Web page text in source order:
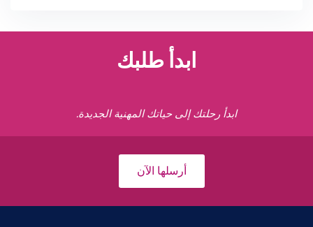
ابدأ طلبك
ابدأ رحلتك إلى حياتك المهنية الجديدة.
أرسلها الآن